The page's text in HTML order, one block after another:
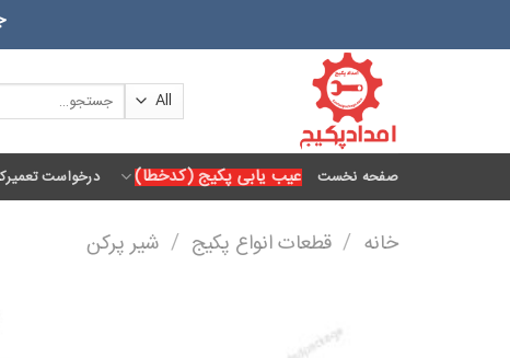
جستجو
برای:
صفحه نخست عیب یابی پکیج (کدخطا) درخواست
خانه / قطعات انواع پکیج / شیر پرکن